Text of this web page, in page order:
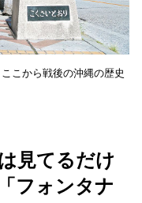
こから戦後の沖縄の歴史
見てるだけ
フォンタナ